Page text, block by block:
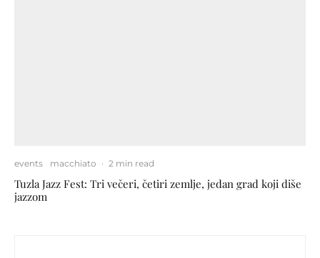
events macchiato · 2 min read
Tuzla Jazz Fest: Tri večeri, četiri zemlje, jedan grad koji diše
jazzom